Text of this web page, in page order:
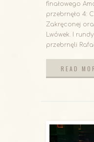
finałowego
przebrnęło 4:
Zakręconej
Lwówek. I
przebrnęli
READ